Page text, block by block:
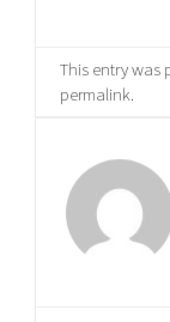
This entry was
permalink.